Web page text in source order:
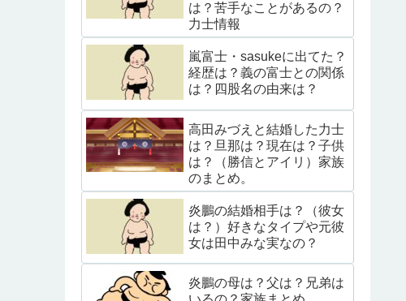
は？苦手なことがあるの？
力士情報
嵐富士・sasukeに出てた？
経歴は？義の富士との関係
は？四股名の由来は？
高田みづえと結婚した力士
は？旦那は？現在は？子供
は？（勝信とアイリ）家族
のまとめ。
炎鵬の結婚相手は？（彼女
は？）好きなタイプや元彼
女は田中みな実なの？
炎鵬の母は？父は？兄弟は